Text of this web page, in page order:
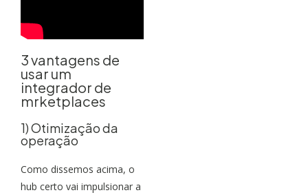
3 vantagens de
usar um
integrador de
mrketplaces
1) Otimização da
operação
Como dissemos acima, o
hub certo vai impulsionar a